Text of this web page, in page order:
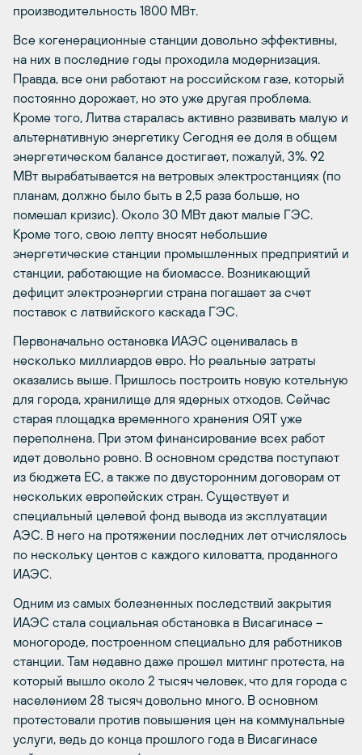
производительность 1800 МВт.
Все когенерационные станции довольно эффективны,
на них в последние годы проходила модернизация.
Правда, все они работают на российском газе, который
постоянно дорожает, но это уже другая проблема.
Кроме того, Литва старалась активно развивать малую и
альтернативную энергетику Сегодня ее доля в общем
энергетическом балансе достигает, пожалуй, 3%. 92
МВт вырабатывается на ветровых электростанциях (по
планам, должно было быть в 2,5 раза больше, но
помешал кризис). Около 30 МВт дают малые ГЭС.
Кроме того, свою лепту вносят небольшие
энергетические станции промышленных предприятий и
станции, работающие на биомассе. Возникающий
дефицит электроэнергии страна погашает за счет
поставок с латвийского каскада ГЭС.
Первоначально остановка ИАЭС оценивалась в
несколько миллиардов евро. Но реальные затраты
оказались выше. Пришлось построить новую котельную
для города, хранилище для ядерных отходов. Сейчас
старая площадка временного хранения ОЯТ уже
переполнена. При этом финансирование всех работ
идет довольно ровно. В основном средства поступают
из бюджета ЕС, а также по двусторонним договорам от
нескольких европейских стран. Существует и
специальный целевой фонд вывода из эксплуатации
АЭС. В него на протяжении последних лет отчислялось
по нескольку центов с каждого киловатта, проданного
ИАЭС.
Одним из самых болезненных последствий закрытия
ИАЭС стала социальная обстановка в Висагинасе –
моногороде, построенном специально для работников
станции. Там недавно даже прошел митинг протеста, на
который вышло около 2 тысяч человек, что для города с
населением 28 тысяч довольно много. В основном
протестовали против повышения цен на коммунальные
услуги, ведь до конца прошлого года в Висагинасе